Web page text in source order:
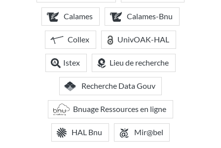
Calames Calames-Bnu
Collex UnivOAK-HAL
Istex Lieu de recherche
Recherche Data Gouv
Bnuage Ressources en ligne
HAL Bnu Mir@bel